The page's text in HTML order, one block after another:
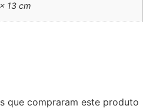
13 cm
que compraram este produto